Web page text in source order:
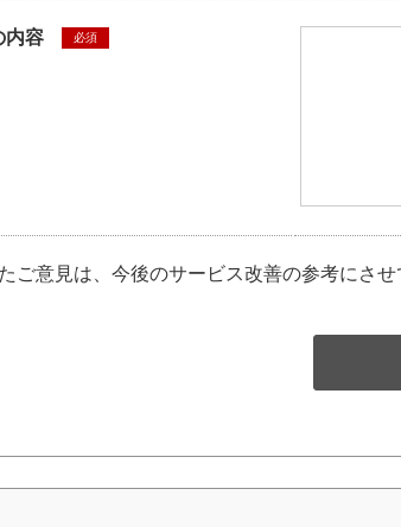
内容 必須
ご意見は、今後のサービス改善の参考にさせ